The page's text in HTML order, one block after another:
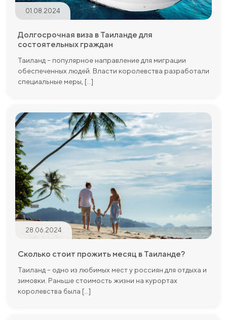
01.08.2024
Долгосрочная виза в Таиланде для
состоятельных граждан
Таиланд – популярное направление для миграции
обеспеченных людей. Власти королевства разработали
специальные меры, [...]
28.06.2024
Сколько стоит прожить месяц в Таиланде?
Таиланд – одно из любимых мест у россиян для отдыха и
зимовки. Раньше стоимость жизни на курортах
королевства была [...]